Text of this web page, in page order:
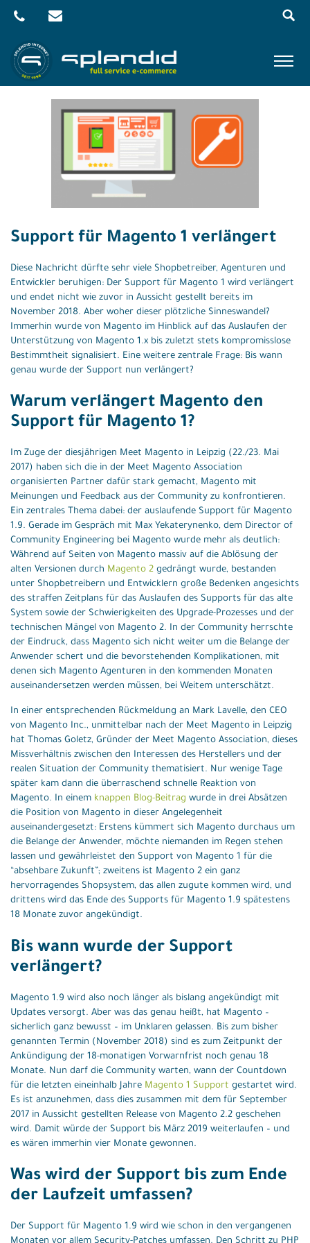
Skip
Menu
Support für Magento 1 verlängert
Diese Nachricht dürfte sehr viele Shopbetreiber, Agenturen und
Entwickler beruhigen: Der Support für Magento 1 wird verlängert
und endet nicht wie zuvor in Aussicht gestellt bereits im
November 2018. Aber woher dieser plötzliche Sinneswandel?
Immerhin wurde von Magento im Hinblick auf das Auslaufen der
Unterstützung von Magento 1.x bis zuletzt stets kompromisslose
Bestimmtheit signalisiert. Eine weitere zentrale Frage: Bis wann
genau wurde der Support nun verlängert?
Warum verlängert Magento den
Support für Magento 1?
Im Zuge der diesjährigen Meet Magento in Leipzig (22./23. Mai
2017) haben sich die in der Meet Magento Association
organisierten Partner dafür stark gemacht, Magento mit
Meinungen und Feedback aus der Community zu konfrontieren.
Ein zentrales Thema dabei: der auslaufende Support für Magento
1.9. Gerade im Gespräch mit Max Yekaterynenko, dem Director of
Community Engineering bei Magento wurde mehr als deutlich:
Während auf Seiten von Magento massiv auf die Ablösung der
alten Versionen durch Magento 2 gedrängt wurde, bestanden
unter Shopbetreibern und Entwicklern große Bedenken angesichts
des straffen Zeitplans für das Auslaufen des Supports für das alte
System sowie der Schwierigkeiten des Upgrade-Prozesses und der
technischen Mängel von Magento 2. In der Community herrschte
der Eindruck, dass Magento sich nicht weiter um die Belange der
Anwender schert und die bevorstehenden Komplikationen, mit
denen sich Magento Agenturen in den kommenden Monaten
auseinandersetzen werden müssen, bei Weitem unterschätzt.
In einer entsprechenden Rückmeldung an Mark Lavelle, den CEO
von Magento Inc., unmittelbar nach der Meet Magento in Leipzig
hat Thomas Goletz, Gründer der Meet Magento Association, dieses
Missverhältnis zwischen den Interessen des Herstellers und der
realen Situation der Community thematisiert. Nur wenige Tage
später kam dann die überraschend schnelle Reaktion von
Magento. In einem knappen Blog-Beitrag wurde in drei Absätzen
die Position von Magento in dieser Angelegenheit
auseinandergesetzt: Erstens kümmert sich Magento durchaus um
die Belange der Anwender, möchte niemanden im Regen stehen
lassen und gewährleistet den Support von Magento 1 für die
“absehbare Zukunft”; zweitens ist Magento 2 ein ganz
hervorragendes Shopsystem, das allen zugute kommen wird, und
drittens wird das Ende des Supports für Magento 1.9 spätestens
18 Monate zuvor angekündigt.
Bis wann wurde der Support
verlängert?
Magento 1.9 wird also noch länger als bislang angekündigt mit
Updates versorgt. Aber was das genau heißt, hat Magento –
sicherlich ganz bewusst – im Unklaren gelassen. Bis zum bisher
genannten Termin (November 2018) sind es zum Zeitpunkt der
Ankündigung der 18-monatigen Vorwarnfrist noch genau 18
Monate. Nun darf die Community warten, wann der Countdown
für die letzten eineinhalb Jahre Magento 1 Support gestartet wird.
Es ist anzunehmen, dass dies zusammen mit dem für September
2017 in Aussicht gestellten Release von Magento 2.2 geschehen
wird. Damit würde der Support bis März 2019 weiterlaufen – und
es wären immerhin vier Monate gewonnen.
Was wird der Support bis zum Ende
der Laufzeit umfassen?
Der Support für Magento 1.9 wird wie schon in den vergangenen